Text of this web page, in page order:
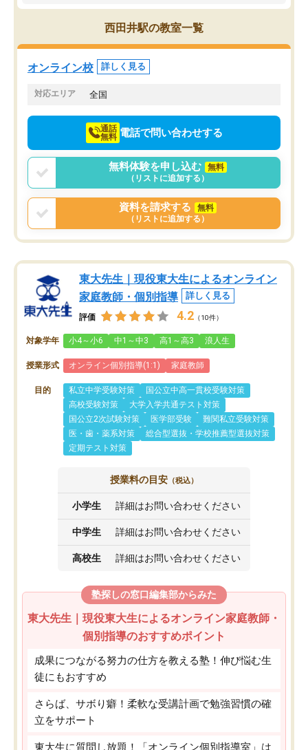
思っていました。何が今足りないのか
を的確に指導いただき、子どももびっ
くりするほど楽しんでやる気を持って
塾を受けています。狙い通り、少しず
つ成績も上がり、苦手意識も無くなっ
てきたので、さらに苦手な数学も追加
でお願いしました。来年の高校受験に
スト、多少お金がかかっ
西田井駅の教室一覧
オンライン校 詳しく見る
対応エリア 全国
通話
無料 電話で問い合わせする
無料体験を申し込む
無料
（リストに追加する）
資料を請求する
無料
（リストに追加する）
東大先生｜現役東大生によるオンライン
家庭教師・個別指導
詳しく見る
評価 4.2 （10件）
対象学年 小4～小6 中1～中3 高1～高3 浪人生
授業形式 オンライン個別指導(1:1) 家庭教師
目的 私立中学受験対策
国公立中高一貫校受験対策
高校受験対策
大学入学共通テスト対策
国公立2次試験対策
医学部受験
難関私立受験対策
医・歯・薬系対策
総合型選抜・学校推薦型選抜対策
定期テスト対策
授業料の目安 （税込）
小学生 詳細はお問い合わせください
中学生 詳細はお問い合わせください
高校生 詳細はお問い合わせください
塾探しの窓口編集部からみた
東大先生｜現役東大生によるオンライン家庭教師・
個別指導のおすすめポイント
成果につながる努力の仕方を教える塾！伸び悩む生
徒にもおすすめ
さらば、サボり癖！柔軟な受講計画で勉強習慣の確
立をサポート
東大生に質問し放題！「オンライン個別指導室」は